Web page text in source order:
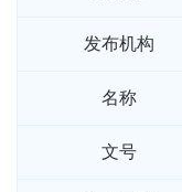
发布机构
名称
文号